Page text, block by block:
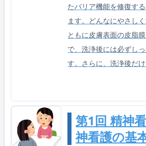
たバリア機能を修復す
ます。どんなにやさし
ともに皮膚表面の皮脂
で、洗浄後には必ずし
す。さらに、洗浄後だ
第1回 精神
神看護の基